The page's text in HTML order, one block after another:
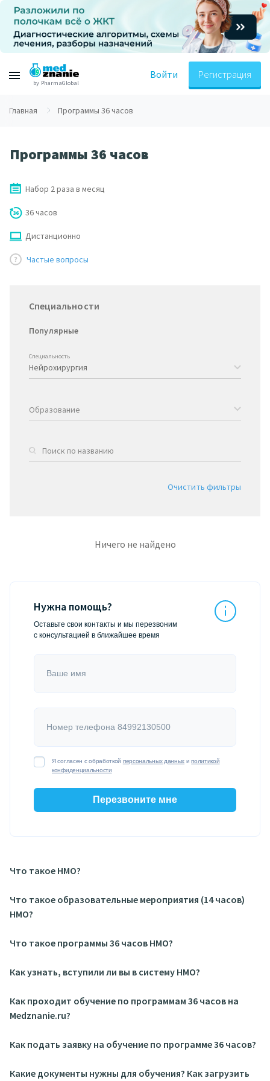
by PharmaGlobal
Войти Регистрация
Главная Программы 36 часов
Программы 36 часов
Набор 2 раза в месяц
36 часов
Дистанционно
Частые вопросы
Специальности
Популярные
Специальность
Образование
Очистить фильтры
Ничего не найдено
Нужна помощь?
Оставьте свои контакты и мы перезвоним
с консультацией в ближайшее время
Ваше имя
Номер телефона 84992130500
Я согласен с обработкой персональных данных иполитикой
конфиденциальности
Перезвоните мне
Что такое НМО?
Что такое образовательные мероприятия (14 часов)
НМО?
Что такое программы 36 часов НМО?
Как узнать, вступили ли вы в систему НМО?
Как проходит обучение по программам 36 часов на
Medznanie.ru?
Как подать заявку на обучение по программе 36 часов?
Какие документы нужны для обучения? Как загрузить